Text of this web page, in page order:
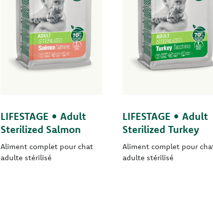
LIFESTAGE • Adult
Sterilized Salmon
Aliment complet pour chat
adulte stérilisé
LIFESTAGE • Adult
Sterilized Turkey
Aliment complet pour
adulte stérilisé